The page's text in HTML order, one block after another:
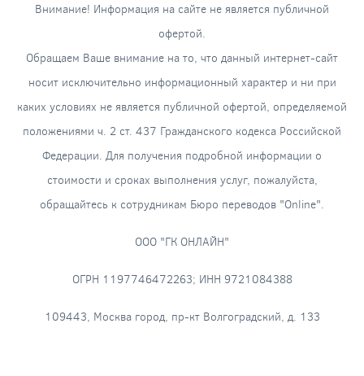
Внимание! Информация на сайте не является публичной
офертой.
Обращаем Ваше внимание на то, что данный интернет-сайт
носит исключительно информационный характер и ни при
каких условиях не является публичной офертой, определяемой
положениями ч. 2 ст. 437 Гражданского кодекса Российской
Федерации. Для получения подробной информации о
стоимости и сроках выполнения услуг, пожалуйста,
обращайтесь к сотрудникам Бюро переводов "Online".
ООО "ГК ОНЛАЙН"
ОГРН 1197746472263; ИНН 9721084388
109443, Москва город, пр-кт Волгоградский, д. 133